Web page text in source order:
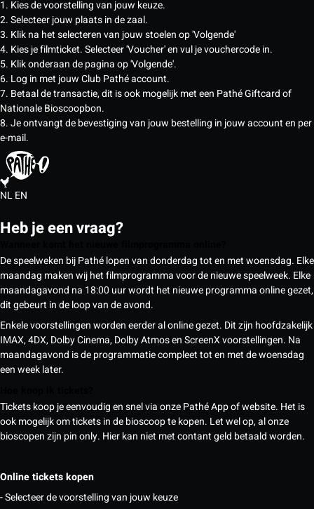
1. Kies de voorstelling van jouw keuze.
2. Selecteer jouw plaats in de zaal.
3. Klik na het selecteren van jouw stoelen op 'Volgende'
4. Kies je filmticket. Selecteer 'Voucher' en vul je vouchercode in.
5. Klik onderaan de pagina op 'Volgende'.
6. Log in met jouw Club Pathé account.
7. Betaal de transactie, dit is ook mogelijk met een Pathé Giftcard of
Nationale Bioscoopbon.
8. Je ontvangt de bevestiging van jouw bestelling in jouw account en per
e-mail.
NLEN
Heb je een vraag?
De speelweken bij Pathé lopen van donderdag tot en met woensdag. Elke
maandag maken wij het filmprogramma voor de nieuwe speelweek. Elke
maandagavond na 18:00 uur wordt het nieuwe programma online gezet,
dit gebeurt in de loop van de avond.
Enkele voorstellingen worden eerder al online gezet. Dit zijn hoofdzakelijk
IMAX, 4DX, Dolby Cinema, Dolby Atmos en ScreenX voorstellingen. Na
maandagavond is de programmatie compleet tot en met de woensdag
een week later.
Tickets koop je eenvoudig en snel via onze Pathé App of website. Het is
ook mogelijk om tickets in de bioscoop te kopen. Let wel op, al onze
bioscopen zijn pin only. Hier kan niet met contant geld betaald worden.
Online tickets kopen
- Selecteer de voorstelling van jouw keuze